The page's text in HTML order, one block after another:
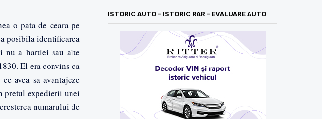
o pata de ceara pe
posibila identificarea
nu a hartiei sau alte
El era convins ca
avea sa avantajeze
pretul expedierii unei
numarului de
ISTORIC AUTO – ISTORIC RAR – EVALUARE AUTO